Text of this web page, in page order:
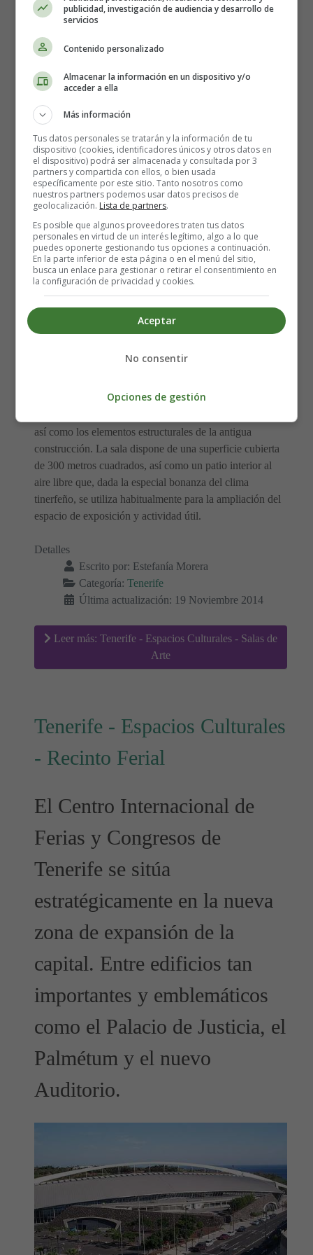
Información sobre las Salas
de Arte que se pueden
Sala de Arte Los Lavaderos (Santa Cruz)
Esta sala de arte, obra de 1839, se encuentra ubicada en
calle Carlos Chevilly (Trasera del hotel Mencey).
así como los elementos estructurales de la antigua
construcción. La sala dispone de una superficie cubierta
de 300 metros cuadrados, así como un patio interior al
aire libre que, dada la especial bonanza del clima
tinerfeño, se utiliza habitualmente para la ampliación del
espacio de exposición y actividad útil.
Detalles
Escrito por: Estefanía Morera
Categoría: Tenerife
Última actualización: 19 Noviembre 2014
Leer más: Tenerife - Espacios Culturales - Salas de
Arte
Tenerife - Espacios Culturales
- Recinto Ferial
El Centro Internacional de
Ferias y Congresos de
Tenerife se sitúa
estratégicamente en la nueva
zona de expansión de la
capital. Entre edificios tan
importantes y emblemáticos
como el Palacio de Justicia, el
Palmétum y el nuevo
Auditorio.
publicidad, investigación de audiencia y desarrollo de
servicios
Contenido personalizado
Almacenar la información en un dispositivo y/o
acceder a ella
Más información
Tus datos personales se tratarán y la información de tu
dispositivo (cookies, identificadores únicos y otros datos en
el dispositivo) podrá ser almacenada y consultada por 3
partners y compartida con ellos, o bien usada
específicamente por este sitio. Tanto nosotros como
nuestros partners podemos usar datos precisos de
geolocalización. Lista de partners.
Es posible que algunos proveedores traten tus datos
personales en virtud de un interés legítimo, algo a lo que
puedes oponerte gestionando tus opciones a continuación.
En la parte inferior de esta página o en el menú del sitio,
busca un enlace para gestionar o retirar el consentimiento en
la configuración de privacidad y cookies.
Aceptar
No consentir
Opciones de gestión